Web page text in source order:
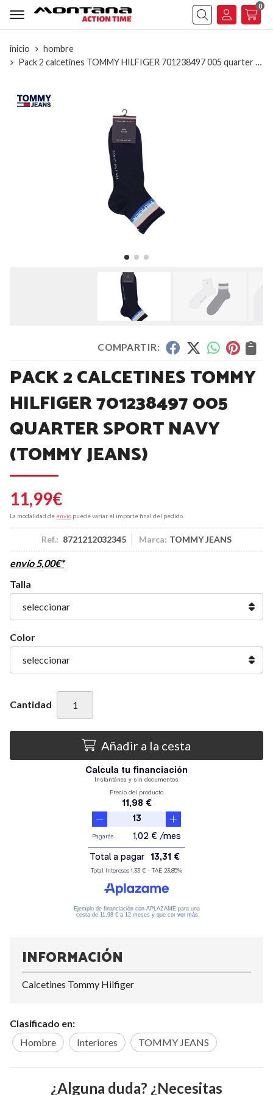
Buscar
0
inicio
hombre
Pack 2 calcetines TOMMY HILFIGER 701238497 005 quarter sport navy
COMPARTIR:
PACK 2 CALCETINES TOMMY
HILFIGER 701238497 005
QUARTER SPORT NAVY
(TOMMY JEANS)
11,99€
La modalidad de envío puede variar el importe final del pedido.
Ref.: 8721212032345 Marca: TOMMY JEANS
envío 5,00€*
Talla
Color
Cantidad
Añadir a la cesta
INFORMACIÓN
Calcetines Tommy Hilfiger
Clasificado en:
Hombre
Interiores TOMMY JEANS
¿Alguna duda? ¿Necesitas